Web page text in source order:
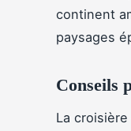
continent
paysages
Conseils
La